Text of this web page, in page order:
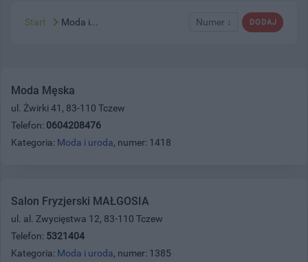
DODAJ
Numer ↓
Start Moda i...
Moda Męska
ul. Żwirki 41, 83-110 Tczew
Telefon: 0604208476
Kategoria: Moda i uroda, numer: 1418
Salon Fryzjerski MAŁGOSIA
ul. al. Zwycięstwa 12, 83-110 Tczew
Telefon: 5321404
Kategoria: Moda i uroda, numer: 1385